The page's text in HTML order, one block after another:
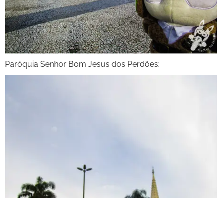
Paróquia Senhor Bom Jesus dos Perdões: